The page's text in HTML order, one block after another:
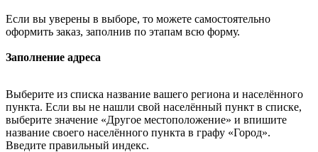
Если вы уверены в выборе, то можете самостоятельно
оформить заказ, заполнив по этапам всю форму.
Заполнение адреса
Выберите из списка название вашего региона и населённого
пункта. Если вы не нашли свой населённый пункт в списке,
выберите значение «Другое местоположение» и впишите
название своего населённого пункта в графу «Город».
Введите правильный индекс.